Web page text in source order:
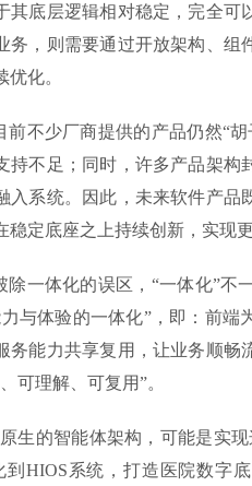
其底层逻辑相对稳定，完全
务，则需要通过开放架构、组
优化。
前不少厂商提供的产品仍然“
持不足；同时，许多产品架构
入系统。因此，未来软件产品
稳定底座之上持续创新，实现
除一体化的误区，“一体化”不
与体验的一体化”，即：前
务能力共享复用，让业务顺畅
可理解、可复用”。
生的智能体架构，可能是实
到HIOS系统，打造医院数字